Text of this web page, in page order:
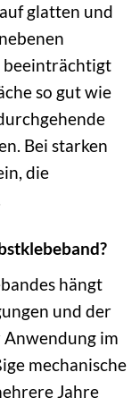
glatten und
beeinträchtigt
so gut wie
Bei starken
die
hängt
und der
Anwendung im
mechanische
Jahre